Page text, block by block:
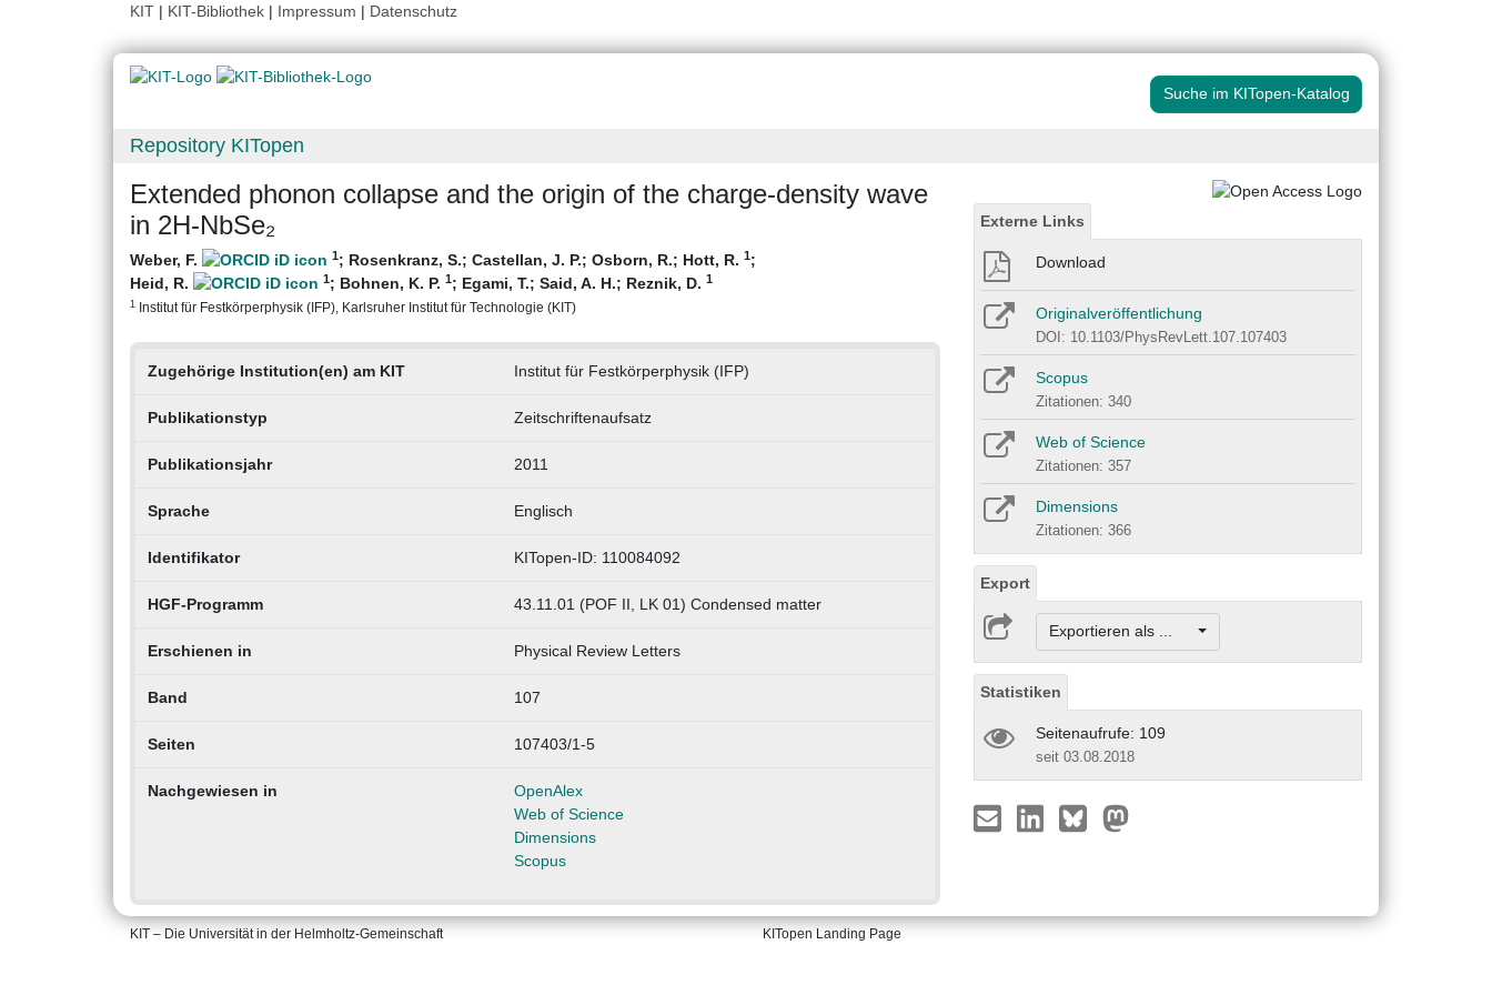
KIT | KIT-Bibliothek | Impressum | Datenschutz
Suche im KITopen-Katalog
Repository KITopen
Extended phonon collapse and the origin of the charge-density wave
in 2H-NbSe₂
Weber, F. 1; Rosenkranz, S.; Castellan, J. P.; Osborn, R.; Hott, R. 1;
Heid, R.
1; Bohnen, K. P. 1; Egami, T.; Said, A. H.; Reznik, D. 1
1 Institut für Festkörperphysik (IFP), Karlsruher Institut für Technologie (KIT)
Zugehörige Institution(en) am KIT Institut für Festkörperphysik (IFP)
Publikationstyp Zeitschriftenaufsatz
Publikationsjahr 2011
Sprache Englisch
Identifikator KITopen-ID: 110084092
HGF-Programm 43.11.01 (POF II, LK 01) Condensed matter
Erschienen in Physical Review Letters
Band 107
Seiten 107403/1-5
Nachgewiesen in
OpenAlex
Web of Science
Dimensions
Scopus
Externe Links
Download
Originalveröffentlichung
DOI: 10.1103/PhysRevLett.107.107403
Scopus
Zitationen: 340
Web of Science
Zitationen: 357
Dimensions
Zitationen: 366
Export
Exportieren als ...
Statistiken
Seitenaufrufe: 109
seit 03.08.2018
KIT – Die Universität in der Helmholtz-Gemeinschaft KITopen Landing Page